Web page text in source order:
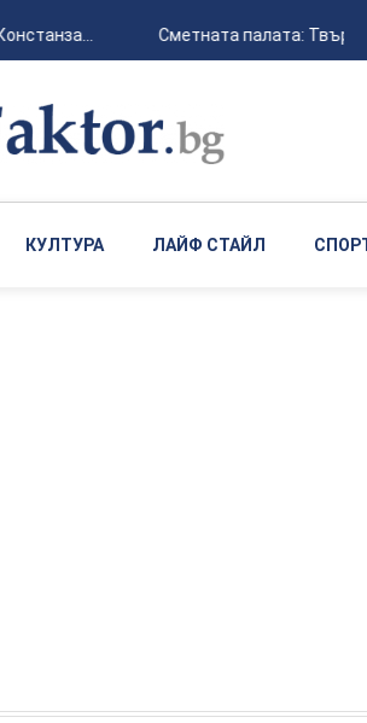
Сметната палата:
КУЛТУРА ЛАЙФ СТАЙЛ